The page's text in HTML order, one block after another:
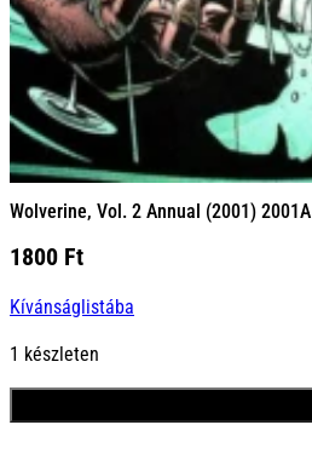
Wolverine, Vol. 2 Annual (2001) 2001A
1800 Ft
Kívánságlistába
1 készleten